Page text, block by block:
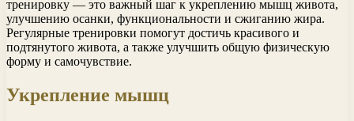
тренировку — это важный шаг к укреплению мышц живота,
улучшению осанки, функциональности и сжиганию жира.
Регулярные тренировки помогут достичь красивого и
подтянутого живота, а также улучшить общую физическую
форму и самочувствие.
Укрепление мышц